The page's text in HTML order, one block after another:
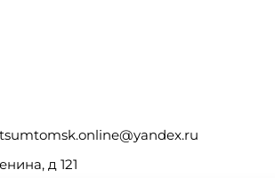
tsumtomsk.online@yandex.ru
д 121